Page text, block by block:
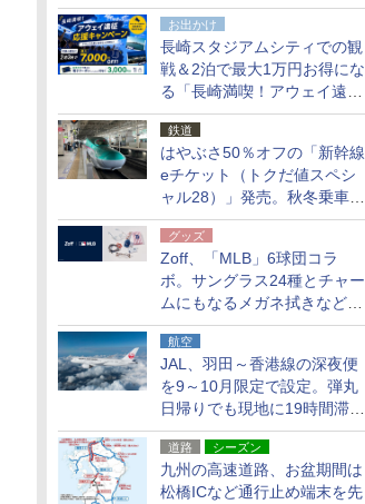
お出かけ
長崎スタジアムシティでの観
戦＆2泊で最大1万円お得にな
る「長崎満喫！アウェイ遠征
応援キャンペーン」
鉄道
はやぶさ50％オフの「新幹線
eチケット（トクだ値スペシ
ャル28）」発売。秋冬乗車
分、えきねっと限定
グッズ
Zoff、「MLB」6球団コラ
ボ。サングラス24種とチャー
ムにもなるメガネ拭きなど雑
貨24種
航空
JAL、羽田～香港線の深夜便
を9～10月限定で設定。弾丸
日帰りでも現地に19時間滞在
できる
道路 シーズン
九州の高速道路、お盆期間は
松橋ICなど通行止め端末を先